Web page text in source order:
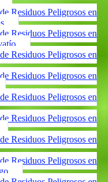
Residuos Peligrosos en
Residuos Peligrosos en
Residuos Peligrosos en
Residuos Peligrosos en
Residuos Peligrosos en
Residuos Peligrosos en
Residuos Peligrosos en
Residuos Peligrosos en